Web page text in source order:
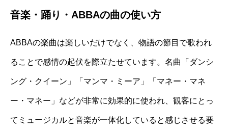
音楽・踊り・ABBAの曲の使い方
ABBAの楽曲は楽しいだけでなく、物語の節目で歌われ
ることで感情の起伏を際立たせています。名曲「ダンシ
ング・クイーン」「マンマ・ミーア」「マネー・マネ
ー・マネー」などが非常に効果的に使われ、観客にとっ
てミュージカルと音楽が一体化していると感じさせる要